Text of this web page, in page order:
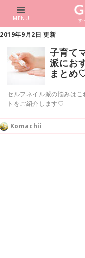
す
MENU
2019年9月2日 更新
子育て
派にお
まとめ
セルフネイル派の悩みは
トをご紹介します♡
Komachii